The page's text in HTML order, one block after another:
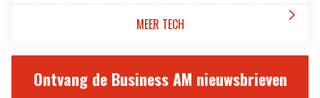
MEER TECH 
Ontvang de Business AM nieuwsbrieven